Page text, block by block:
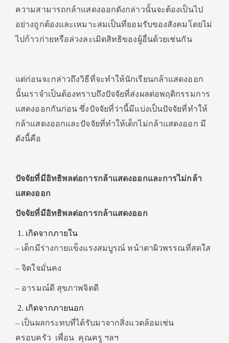
ความสามารถกล้าแสดงออกดังกล่าวนั้นจะต้องเป็นไป
อย่างถูกต้องและเหมาะสมเป็นที่ยอมรับของสังคมโดยไม่
ไปก้าวก่ายหรือล่วงละเมิดสิทธิของผู้อื่นด้วยเช่นกัน
แต่ก่อนจะกล่าวถึงวิธีที่จะทำให้นักเรียนกล้าแสดงออก
นั้นเราจำเป็นต้องทราบถึงปัจจัยที่ส่งผลต่อพฤติกรรมการ
แสดงออกกันก่อน ซึ่งปัจจัยที่ว่านี้มีแบ่งเป็นปัจจัยที่ทำให้
กล้าแสดงออกและปัจจัยที่ทำให้เด็กไม่กล้าแสดงออก มี
ดังนี้คือ
ปัจจัยที่มีอิทธิพลต่อการกล้าแสดงออกและการไม่กล้า
แสดงออก
ปัจจัยที่มีอิทธิพลต่อการกล้าแสดงออก
เกิดจากภายใน
– เด็กมีร่างกายแข็งแรงสมบูรณ์ หน้าตาผิวพรรณที่สดใส
– จิตใจมั่นคง
– อารมณ์ดี สุขภาพจิตดี
เกิดจากภายนอก
– เป็นผลกระทบที่ได้รับมาจากสิ่งแวดล้อมเช่น
ครอบครัว เพื่อน คุณครู ฯลฯ